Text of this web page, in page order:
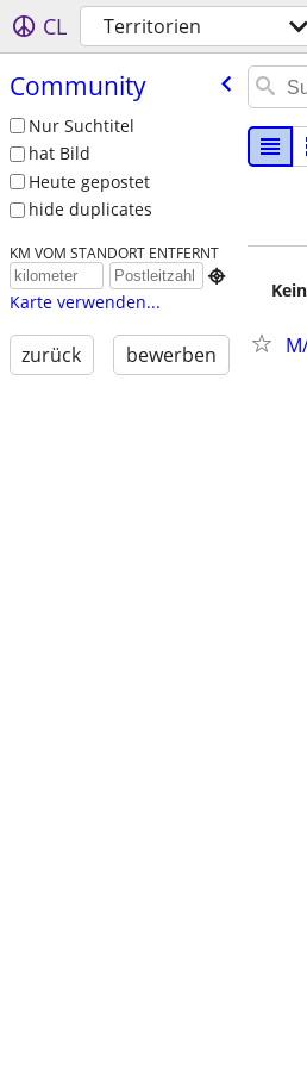
CL Territorien
Community
Nur Suchtitel
hat Bild
Heute gepostet
hide duplicates
KM VOM STANDORT ENTFERNT

Karte verwenden...
zurück bewerben